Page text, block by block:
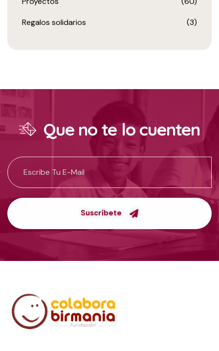
Regalos solidarios (3)
Que no te lo cuenten
Suscríbete